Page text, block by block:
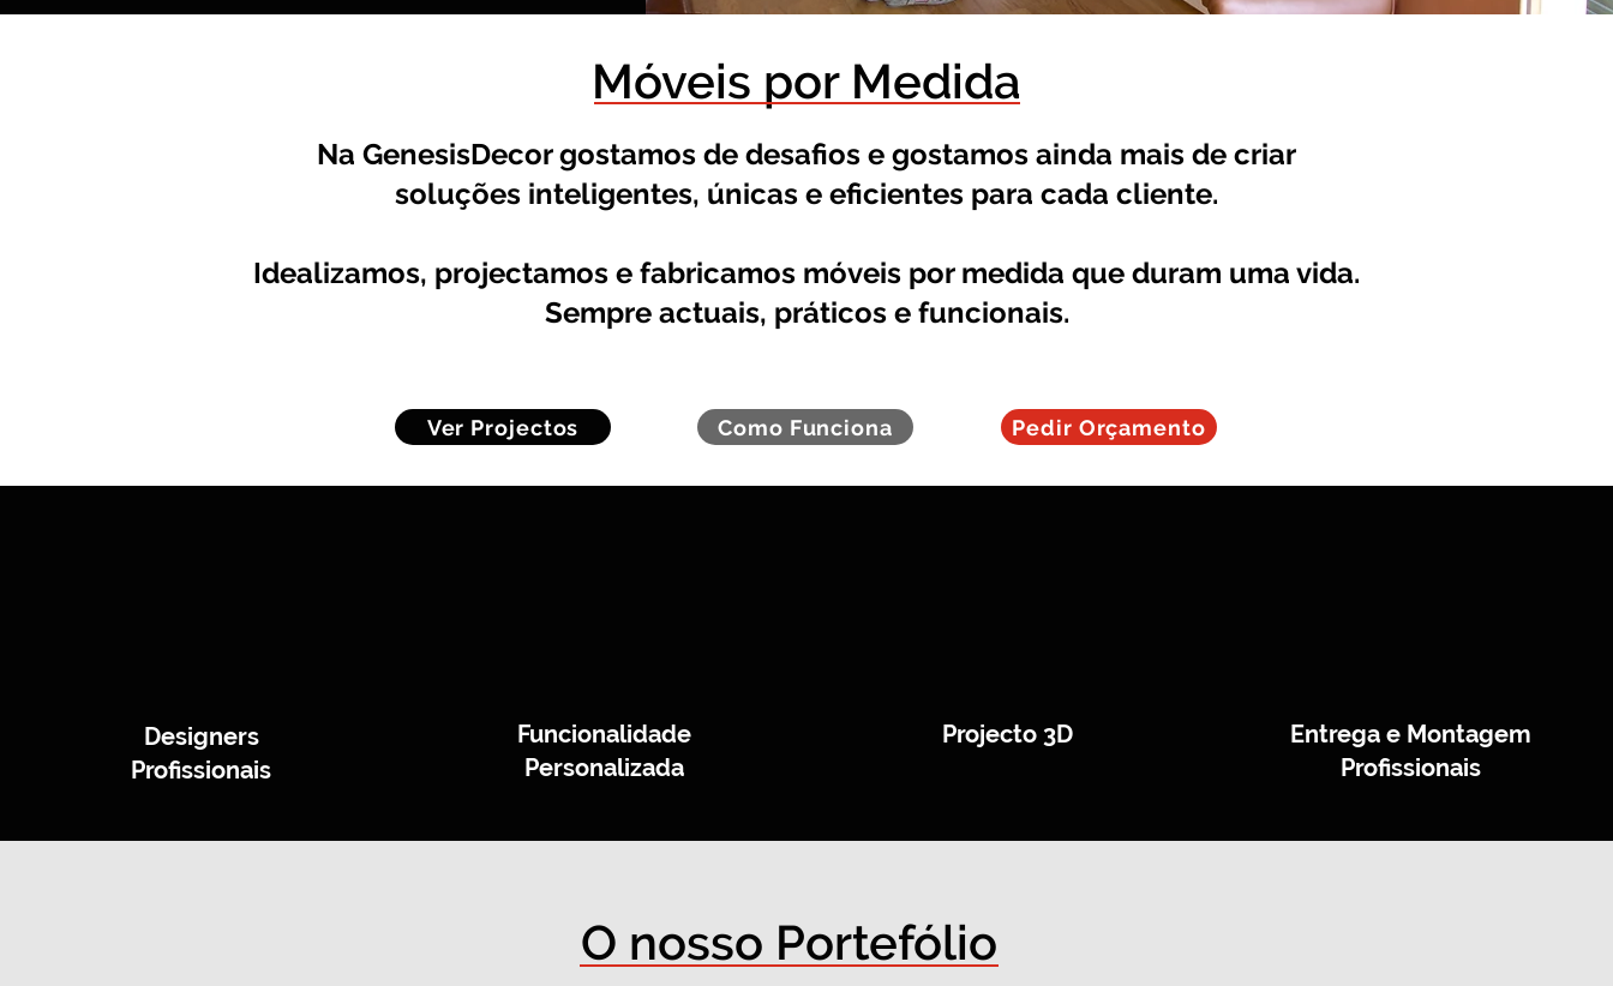
Móveis por Medida
Na GenesisDecor gostamos de desafios e gostamos ainda mais de criar
soluções inteligentes, únicas e eficientes para cada cliente.
Idealizamos, projectamos e fabricamos móveis por medida que duram uma vida.
Sempre actuais, práticos e funcionais.
Ver Projectos Como Funciona Pedir Orçamento
Designers
Profissionais
Funcionalidade
Personalizada
Projecto 3D
Entrega e Montagem
Profissionais
O nosso Portefólio